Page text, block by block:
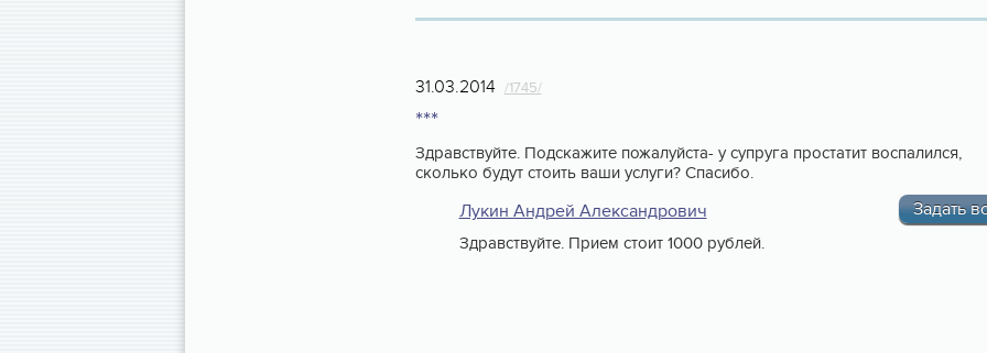
31.03.2014 /1745/
***
Здравствуйте. Подскажите пожалуйста- у супруга простатит воспалился,
сколько будут стоить ваши услуги? Спасибо.
Задать
Лукин Андрей Александрович
Здравствуйте. Прием стоит 1000 рублей.